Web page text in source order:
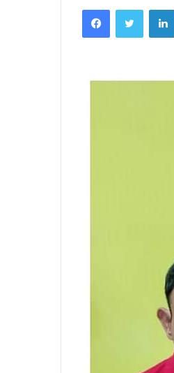
email
FacebookTwitter